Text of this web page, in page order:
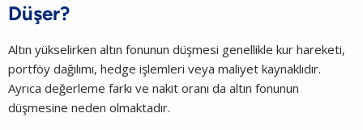
Düşer?
Altın yükselirken altın fonunun düşmesi genellikle kur hareketi,
portföy dağılımı, hedge işlemleri veya maliyet kaynaklıdır.
Ayrıca değerleme farkı ve nakit oranı da altın fonunun
düşmesine neden olmaktadır.